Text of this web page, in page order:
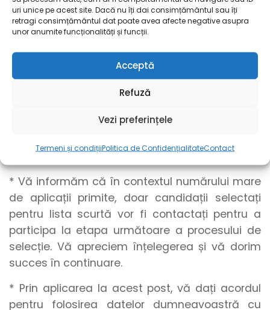
uri unice pe acest site. Dacă nu îți dai consimțământul sau îți
retragi consimțământul dat poate avea afecte negative asupra
unor anumite funcționalități și funcții.
Acceptă
Refuză
Vezi preferințele
Termeni și condițiiPolitica de ConfidențialitateContact
ocuparea postului, dar nu mai târziu de data
de 01.12.2026. Selecția candidaturilor se
realizează pe parcursul perioadei de publicare
a anunțului, în funcție de necesitatea ocupării
postului și de numărul candidaturilor primite.
Compania își rezervă dreptul de a închide
anunțul anterior termenului-limită, în cazul
Important
* Vă informăm că în contextul numărului mare
de aplicații primite, doar candidații selectați
pentru lista scurtă vor fi contactați pentru a
participa la etapa următoare a procesului de
selecție. Vă apreciem înțelegerea și vă dorim
succes în continuare.
* Prin aplicarea la acest post, vă dați acordul
pentru folosirea datelor dumneavoastră cu